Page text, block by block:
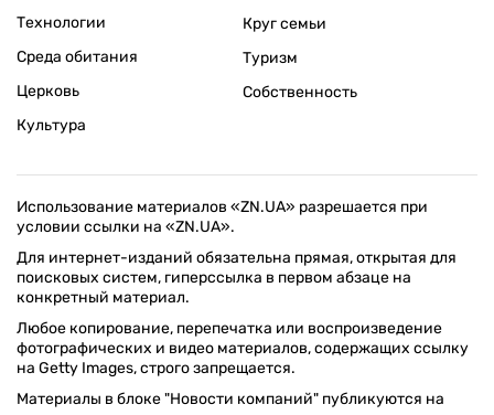
Технологии
Среда обитания
Церковь
Культура
Круг семьи
Туризм
Собственность
Использование материалов «ZN.UA» разрешается при
условии ссылки на «ZN.UA».
Для интернет-изданий обязательна прямая, открытая для
поисковых систем, гиперссылка в первом абзаце на
конкретный материал.
Любое копирование, перепечатка или воспроизведение
фотографических и видео материалов, содержащих ссылку
на Getty Images, строго запрещается.
Материалы в блоке "Новости компаний" публикуются на